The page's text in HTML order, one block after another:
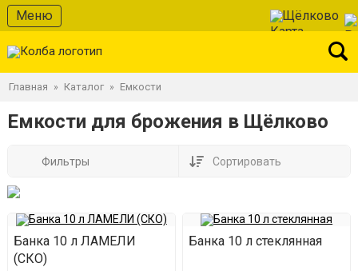
Меню Щёлково
Главная » Каталог » Емкости
Емкости для брожения в Щёлково
Фильтры Сортировать
Банка 10 л ЛАМЕЛИ
(СКО)
Банка 10 л стеклянная